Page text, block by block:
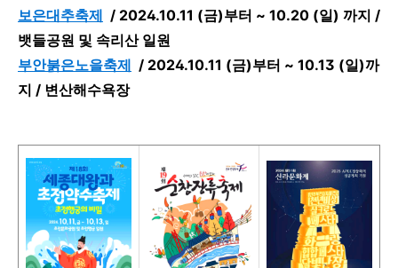
보은대추축제 / 2024.10.11 (금)부터 ~ 10.20 (일) 까지 /
뱃들공원 및 속리산 일원
부안붉은노을축제 / 2024.10.11 (금)부터 ~ 10.13 (일)까
지 / 변산해수욕장